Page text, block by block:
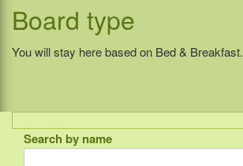
Board type
You will stay here based on Bed & Breakfast.
Indonesia
Search by name